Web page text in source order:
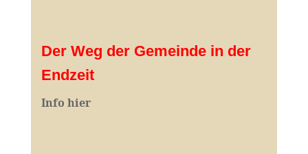
Der Weg der Gemeinde in der
Endzeit
Info hier